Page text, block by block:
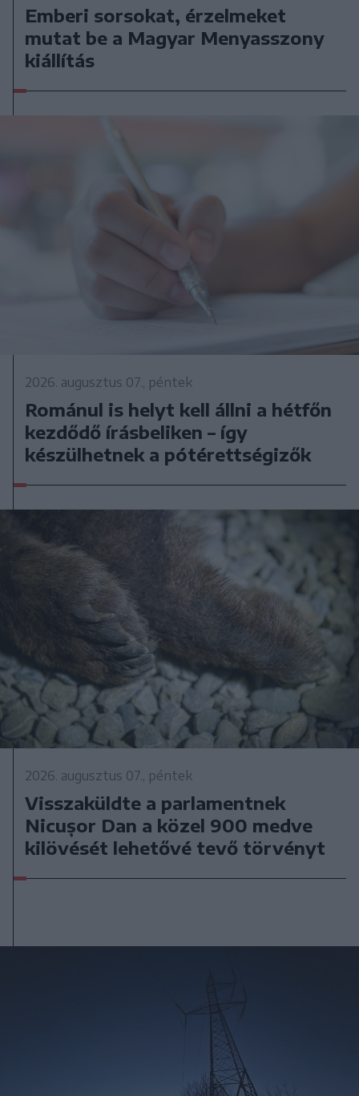
Emberi sorsokat, érzelmeket
mutat be a Magyar Menyasszony
kiállítás
2026. augusztus 07., péntek
Románul is helyt kell állni a hétfőn
kezdődő írásbeliken – így
készülhetnek a pótérettségizők
2026. augusztus 07., péntek
Visszaküldte a parlamentnek
Nicușor Dan a közel 900 medve
kilövését lehetővé tevő törvényt